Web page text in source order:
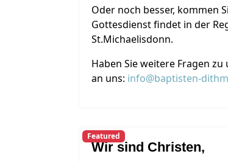
Oder noch besser, kommen
Gottesdienst findet in der
St.Michaelisdonn.
Haben Sie weitere Fragen
an uns: info@baptisten-
Featured
Wir sind Christen,